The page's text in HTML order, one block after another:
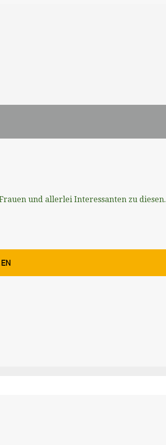
und allerlei Interessanten zu diesen.